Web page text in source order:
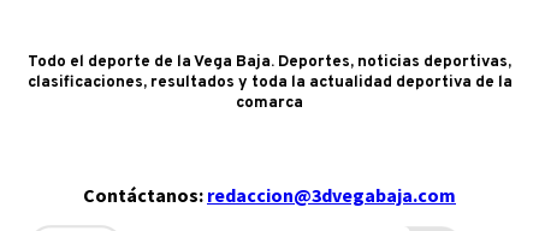
Todo el deporte de la Vega Baja. Deportes, noticias deportivas,
clasificaciones, resultados y toda la actualidad deportiva de la
comarca
Contáctanos: redaccion@3dvegabaja.com